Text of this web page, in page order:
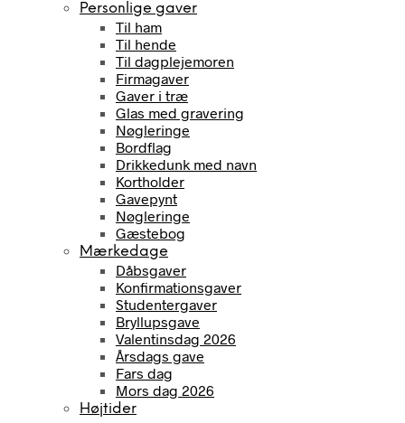
Personlige gaver
Til ham
Til hende
Til dagplejemoren
Firmagaver
Gaver i træ
Glas med gravering
Nøgleringe
Bordflag
Drikkedunk med navn
Kortholder
Gavepynt
Nøgleringe
Gæstebog
Mærkedage
Dåbsgaver
Konfirmationsgaver
Studentergaver
Bryllupsgave
Valentinsdag 2026
Årsdags gave
Fars dag
Mors dag 2026
Højtider